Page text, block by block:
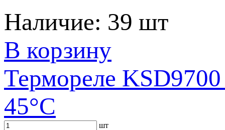
Наличие: 39 шт
В корзину
Термореле
45°С
шт